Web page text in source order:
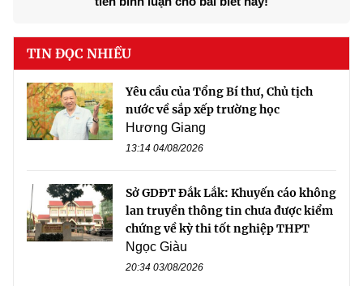
TIN ĐỌC NHIỀU
Yêu cầu của Tổng Bí thư, Chủ tịch
nước về sắp xếp trường học
Hương Giang
13:14 04/08/2026
Sở GDĐT Đắk Lắk: Khuyến cáo không
lan truyền thông tin chưa được kiểm
chứng về kỳ thi tốt nghiệp THPT
Ngọc Giàu
20:34 03/08/2026